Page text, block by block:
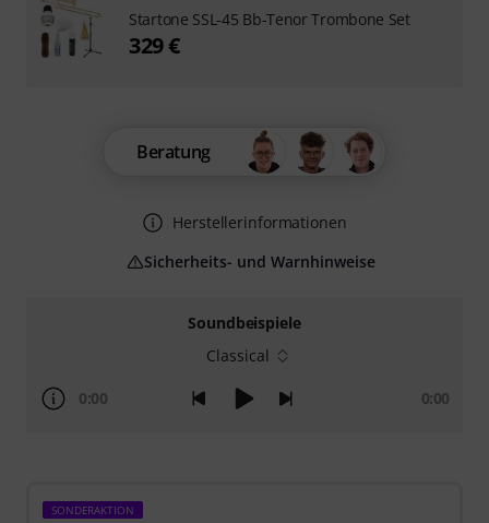
Soundbeispiele
Classical
0:00 0:00
SONDERAKTION
Beratung
Herstellerinformationen
Sicherheits- und Warnhinweise
Startone SSL-45 Bb-Tenor Trombone Set
329 €